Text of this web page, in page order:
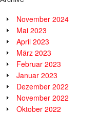
November 2024
Mai 2023
April 2023
März 2023
Februar 2023
Januar 2023
Dezember 2022
November 2022
Oktober 2022